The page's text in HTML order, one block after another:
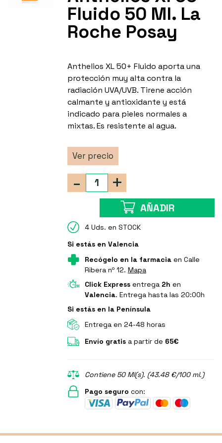
Fluido 50 Ml. La
Roche Posay
Anthelios XL 50+ Fluido aporta una
protección muy alta contra la
radiación UVA/UVB. Tirene acción
calmante y antioxidante y está
indicado para pieles normales a
mixtas. Es resistente al agua.
Ver precio
+
-
AÑADIR
4 Uds. en STOCK
Si estás en Valencia
Recógelo en la farmacia en Calle
Ribera nº 12.Mapa
Click Express entrega 2h en
Valencia. Entrega hasta las 20:00h
Si estás en la Península
Entrega en 24-48 horas
Envío gratis a partir de 65€
Contiene 50 Ml(s). (43.48 €/100 ml.)
Pago seguro con: